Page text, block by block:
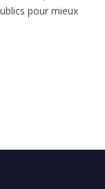
pour mieux